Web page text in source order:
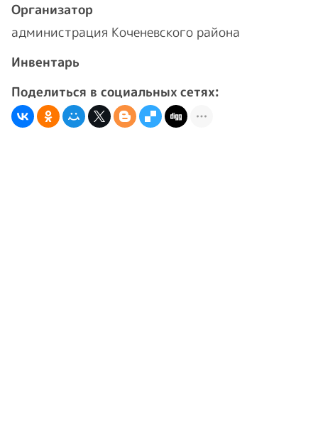
Организатор
администрация Коченевского района
Инвентарь
Поделиться в социальных сетях: